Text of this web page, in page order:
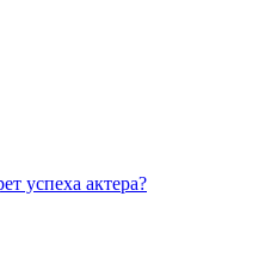
успеха актера?